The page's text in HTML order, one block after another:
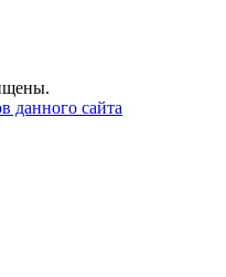
данного сайта